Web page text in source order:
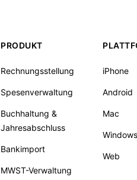
PRODUKT
Rechnungsstellung
Spesenverwaltung
Buchhaltung &
Jahresabschluss
Bankimport
MWST-Verwaltung
iPhone
Android
Mac
Windows
Web